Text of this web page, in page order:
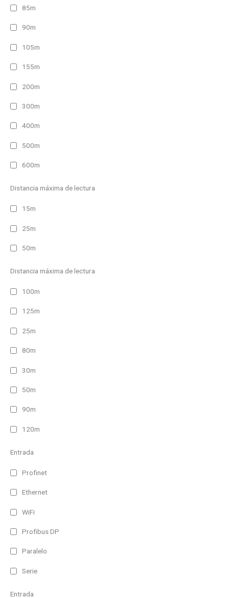
85m
90m
105m
155m
200m
300m
400m
500m
600m
Distancia máxima de lectura
15m
25m
50m
Distancia máxima de lectura
100m
125m
25m
80m
30m
50m
90m
120m
Entrada
Profinet
Ethernet
WiFi
Profibus DP
Paralelo
Serie
Entrada